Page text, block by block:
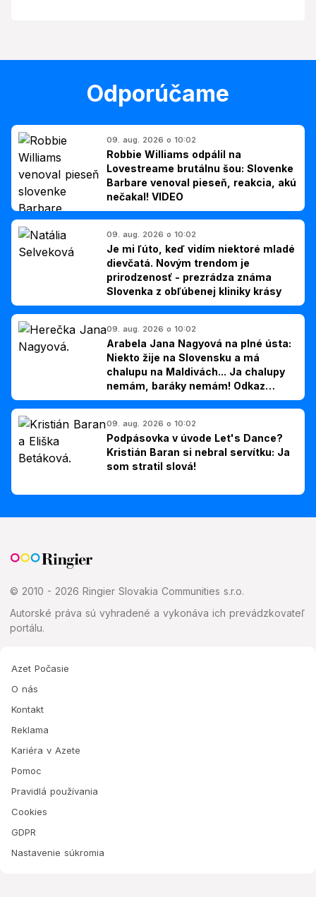
Odporúčame
09. aug. 2026 o 10:02
Robbie Williams odpálil na
Lovestreame brutálnu šou: Slovenke
Barbare venoval pieseň, reakcia, akú
nečakal! VIDEO
09. aug. 2026 o 10:02
Je mi ľúto, keď vidím niektoré mladé
dievčatá. Novým trendom je
prirodzenosť - prezrádza známa
Slovenka z obľúbenej kliniky krásy
09. aug. 2026 o 10:02
Arabela Jana Nagyová na plné ústa:
Niekto žije na Slovensku a má
chalupu na Maldivách... Ja chalupy
nemám, baráky nemám! Odkaz
Slovákom
09. aug. 2026 o 10:02
Podpásovka v úvode Let's Dance?
Kristián Baran si nebral servítku: Ja
som stratil slová!
© 2010 - 2026 Ringier Slovakia Communities s.r.o.
Autorské práva sú vyhradené a vykonáva ich prevádzkovateľ
portálu.
Azet Počasie
O nás
Kontakt
Reklama
Kariéra v Azete
Pomoc
Pravidlá používania
Cookies
GDPR
Nastavenie súkromia